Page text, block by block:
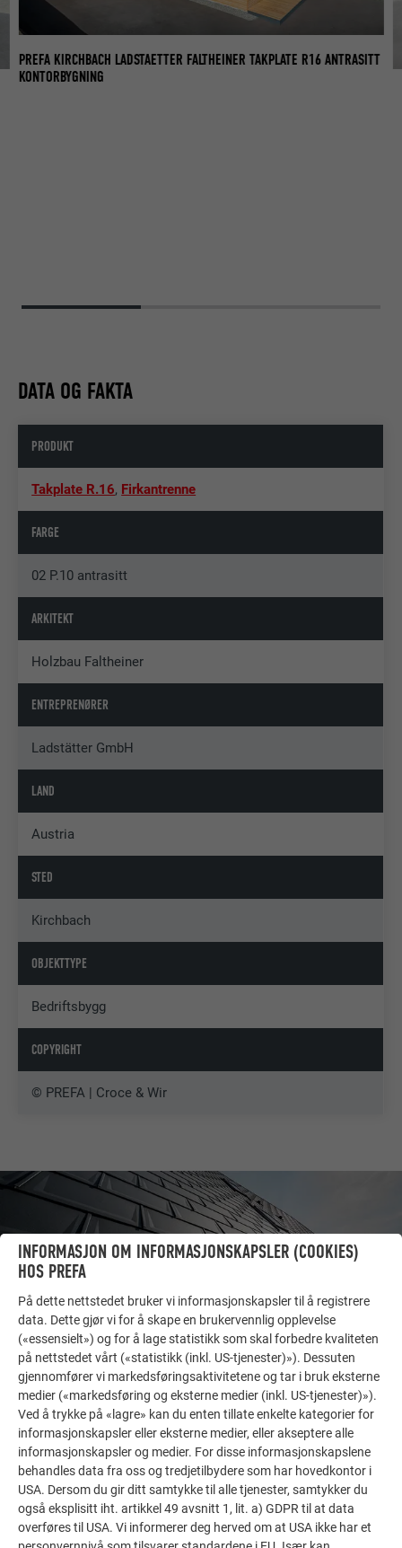
PREFA KIRCHBACH LADSTAETTER FALTHEINER TAKPLATE R16 ANTRASITT
KONTORBYGNING
DATA OG FAKTA
PRODUKT
Takplate R.16, Firkantrenne
FARGE
02 P.10 antrasitt
ARKITEKT
Holzbau Faltheiner
ENTREPRENØRER
Ladstätter GmbH
LAND
Austria
STED
Kirchbach
OBJEKTTYPE
Bedriftsbygg
COPYRIGHT
© PREFA | Croce & Wir
FÅ INSPIRASJON!
FLERE OBJEKTER
PREFA referansegalleri viser hvor allsidig aluminium
kan brukes. Oppdag flere imponerende prosjekter med
de holdbare PREFA aluminiumsløsningene for tak,
solcelleanlegg og fasader.
INFORMASJON OM INFORMASJONSKAPSLER (COOKIES)
HOS PREFA
På dette nettstedet bruker vi informasjonskapsler til å registrere
data. Dette gjør vi for å skape en brukervennlig opplevelse
(«essensielt») og for å lage statistikk som skal forbedre kvaliteten
på nettstedet vårt («statistikk (inkl. US-tjenester)»). Dessuten
gjennomfører vi markedsføringsaktivitetene og tar i bruk eksterne
medier («markedsføring og eksterne medier (inkl. US-tjenester)»).
Ved å trykke på «lagre» kan du enten tillate enkelte kategorier for
informasjonskapsler eller eksterne medier, eller akseptere alle
informasjonskapsler og medier. For disse informasjonskapslene
behandles data fra oss og tredjetilbydere som har hovedkontor i
USA. Dersom du gir ditt samtykke til alle tjenester, samtykker du
også eksplisitt iht. artikkel 49 avsnitt 1, lit. a) GDPR til at data
overføres til USA. Vi informerer deg herved om at USA ikke har et